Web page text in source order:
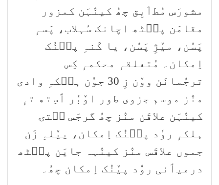
مشورَس مُطٲبِق چھُ کینٛہَن کمزور
مقامَن پٮ۪ٹھ اچانک سٔہلاب، پَسہٕ
پَسُن، میٚژِ پَسُن، یا کَنہِ پٮ۪نُک
اِمکان۔ مُتعلقہٕ محکمہٕ کِس
ترجُمانَن ووٚن زِ 30 جوٗن ہٮ۪کہِ وادی
منٛز موسم جزوی طور اوٚبُر ٲسِتھ تہٕ
کینٛہَن علاقَن منٛز چھُ گرجَس سۭتۍ
ہلکہٕ روٗد پٮ۪نُک اِمکان، ییٚلہِ زَن
جموں علاقَس منٛز کینٛہہ جایَن پٮ۪ٹھ
درمیٲنی روٗد پیٚنُک اِمکان چھُ۔